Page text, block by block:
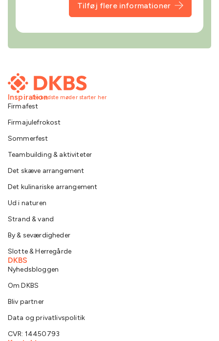
Tilføj flere informationer
De bedste møder starter her
Inspiration
Firmafest
Firmajulefrokost
Sommerfest
Teambuilding & aktiviteter
Det skæve arrangement
Det kulinariske arrangement
Ud i naturen
Strand & vand
By & seværdigheder
Slotte & Herregårde
DKBS
Nyhedsbloggen
Om DKBS
Bliv partner
Data og privatlivspolitik
CVR: 14450793